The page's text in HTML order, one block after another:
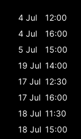
4 Jul
12:00
4 Jul
16:00
5 Jul
15:00
19 Jul 14:00
17 Jul 12:30
17 Jul 16:00
18 Jul 11:30
18 Jul 15:00